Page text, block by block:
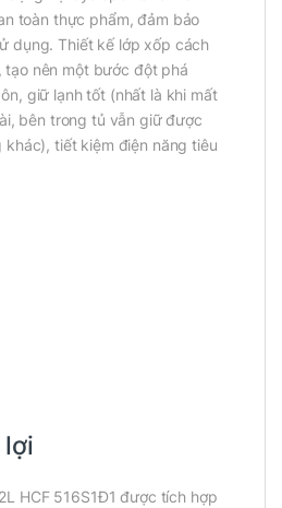
toàn thực phẩm, đảm bảo
dụng. Thiết kế lớp xốp cách
, tạo nên một bước đột phá
giữ lạnh tốt (nhất là khi mất
bên trong tủ vẫn giữ được
khác), tiết kiệm điện năng tiêu
HCF 516S1Đ1 được tích hợp